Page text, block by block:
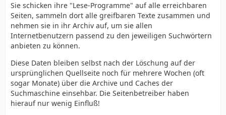
Sie schicken ihre "Lese-Programme" auf alle erreichbaren
Seiten, sammeln dort alle greifbaren Texte zusammen und
nehmen sie in ihr Archiv auf, um sie allen
Internetbenutzern passend zu den jeweiligen Suchwörtern
anbieten zu können.
Diese Daten bleiben selbst nach der Löschung auf der
ursprünglichen Quellseite noch für mehrere Wochen (oft
sogar Monate) über die Archive und Caches der
Suchmaschine einsehbar. Die Seitenbetreiber haben
hierauf nur wenig Einfluß!